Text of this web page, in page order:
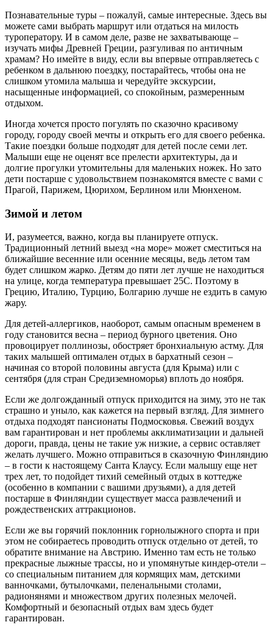
Познавательные туры – пожалуй, самые интересные. Здесь вы
можете сами выбрать маршрут или отдаться на милость
туроператору. И в самом деле, разве не захватывающе –
изучать мифы Древней Греции, разгуливая по античным
храмам? Но имейте в виду, если вы впервые отправляетесь с
ребенком в дальнюю поездку, постарайтесь, чтобы она не
слишком утомила малыша и чередуйте экскурсии,
насыщенные информацией, со спокойным, размеренным
отдыхом.
Иногда хочется просто погулять по сказочно красивому
городу, городу своей мечты и открыть его для своего ребенка.
Такие поездки больше подходят для детей после семи лет.
Малыши еще не оценят все прелести архитектуры, да и
долгие прогулки утомительны для маленьких ножек. Но зато
дети постарше с удовольствием познакомятся вместе с вами с
Прагой, Парижем, Цюрихом, Берлином или Мюнхеном.
Зимой и летом
И, разумеется, важно, когда вы планируете отпуск.
Традиционный летний выезд «на море» может сместиться на
ближайшие весенние или осенние месяцы, ведь летом там
будет слишком жарко. Детям до пяти лет лучше не находиться
на улице, когда температура превышает 25С. Поэтому в
Грецию, Италию, Турцию, Болгарию лучше не ездить в самую
жару.
Для детей-аллергиков, наоборот, самым опасным временем в
году становится весна – период бурного цветения. Оно
провоцирует поллинозы, обостряет бронхиальную астму. Для
таких малышей оптимален отдых в бархатный сезон –
начиная со второй половины августа (для Крыма) или с
сентября (для стран Средиземноморья) вплоть до ноября.
Если же долгожданный отпуск приходится на зиму, это не так
страшно и уныло, как кажется на первый взгляд. Для зимнего
отдыха подходят пансионаты Подмосковья. Свежий воздух
вам гарантирован и нет проблемы акклиматизации и дальней
дороги, правда, цены не такие уж низкие, а сервис оставляет
желать лучшего. Можно отправиться в сказочную Финляндию
– в гости к настоящему Санта Клаусу. Если малышу еще нет
трех лет, то подойдет тихий семейный отдых в коттедже
(особенно в компании с вашими друзьями), а для детей
постарше в Финляндии существует масса развлечений и
рождественских аттракционов.
Если же вы горячий поклонник горнолыжного спорта и при
этом не собираетесь проводить отпуск отдельно от детей, то
обратите внимание на Австрию. Именно там есть не только
прекрасные лыжные трассы, но и упомянутые киндер-отели –
со специальным питанием для кормящих мам, детскими
ванночками, бутылочками, пеленальными столами,
радионянями и множеством других полезных мелочей.
Комфортный и безопасный отдых вам здесь будет
гарантирован.